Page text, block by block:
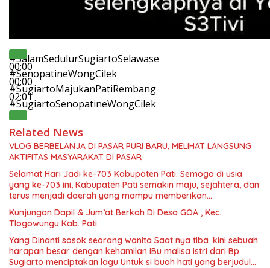
00:00
00:00
02:01
#SalamSedulurSugiartoSelawase
#SenopatineWongCilek
#SugiartoMajukanPatiRembang
#SugiartoSenopatineWongCilek
Related News
VLOG BERBELANJA DI PASAR PURI BARU, MELIHAT LANGSUNG
AKTIFITAS MASYARAKAT DI PASAR
Selamat Hari Jadi ke-703 Kabupaten Pati. Semoga di usia
yang ke-703 ini, Kabupaten Pati semakin maju, sejahtera, dan
terus menjadi daerah yang mampu memberikan
kesejahteraan bagi seluruh masyarakatnya. Semoga sinergi
dan kolaborasi yang telah terjalin semakin kuat demi
mewujudkan pembangunan yang berkelanjutan. Dirgahayu
Kabupaten Pati ke-703. Salam sedulur Pati Selawase.
Facebook
Kunjungan Dapil & Jum’at Berkah Di Desa GOA , Kec.
Tlogowungu Kab. Pati
Yang Dinanti sosok seorang wanita Saat nya tiba .kini sebuah
harapan besar dengan kehamilan iBu malisa istri dari Bp.
Sugiarto menciptakan lagu Untuk si buah hati yang berjudul